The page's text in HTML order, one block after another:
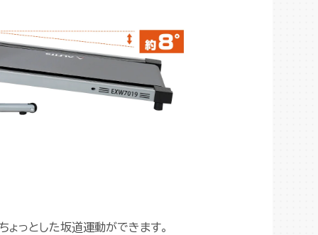
っとした坂道運動ができます。